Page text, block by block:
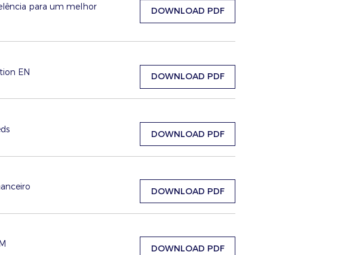
para um melhor
DOWNLOAD PDF
EN DOWNLOAD PDF
DOWNLOAD PDF
DOWNLOAD PDF
DOWNLOAD PDF